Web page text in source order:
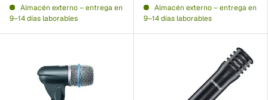
Almacén externo – entrega en
9–14 días laborables
Almacén externo – entrega en
9–14 días laborables